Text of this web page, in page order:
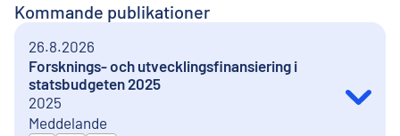
Kommande publikationer
26.8.2026
Forsknings- och utvecklingsfinansiering i
statsbudgeten 2025
2025
Meddelande